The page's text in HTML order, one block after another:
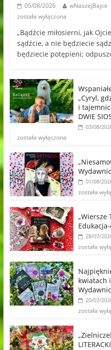
05/08/2026 wNaszejBajce
została wyłączona
„Bądźcie miłosierni, jak
sądźcie, a nie będziecie
będziecie potępieni;
„Cyryl,
i
DWIE
03/08/
została wyłączona
01/08/
została
„Wiersze
28/07/
została
kwiatach
20/07/
została